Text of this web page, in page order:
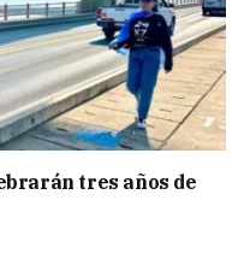
tres años de